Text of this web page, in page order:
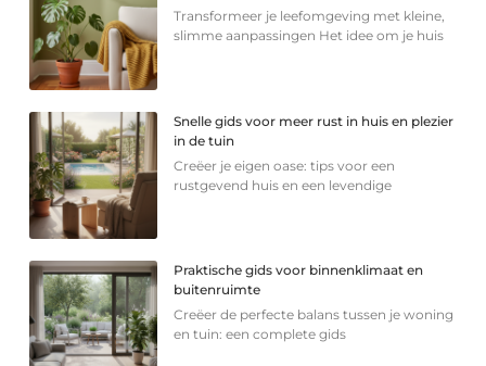
Transformeer je leefomgeving met kleine,
slimme aanpassingen Het idee om je huis
Snelle gids voor meer rust in huis en plezier
in de tuin
Creëer je eigen oase: tips voor een
rustgevend huis en een levendige
Praktische gids voor binnenklimaat en
buitenruimte
Creëer de perfecte balans tussen je woning
en tuin: een complete gids